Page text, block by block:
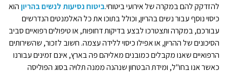
להזדקק להם במקרה של אירועי ביטוחי.ביטוח נסיעות לנשים בהריוןהוא
כיסוי נוסף עבור נשים בהריון, וכולל בתוכו את כל האלמנטים הנדרשים
עבורכם, במקרה ותצטרכו לבצע בדיקות דחופות, או טיפולים רפואיים סביב
הסיכונים של ההריון, או אפילו כיסוי ללידה עצמה. חשוב לזכור, שהשירותים
הרפואיים שאנו מקבלים כמובנים מאליהם פה בארץ, אינם זמינים עבורנו
כאשר אנו בחו"ל, ומידת הבטחון שנהנה ממנה תלויה בסוג הפוליסה